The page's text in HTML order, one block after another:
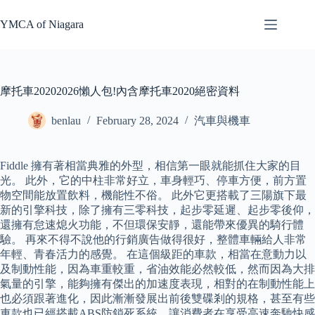
to
content
YMCA of Niagara
摩托車20202026懶人包!內含摩托車2020絕密資料
benlau February 28, 2024 汽車與機車
Fiddle 擁有著相當典雅的外型，相信第一眼就能抓住大家的目
光。 此外，它的中柱非常好立，車身輕巧、停車方便，前方置
物空間能放置飲料，機能性不俗。 此外它更搭載了三陽旗下最
新的引擎科技，除了擁有三零科技，起步零延遲、起步零後仰，
還擁有怠速熄火功能，不但環保安靜，還能帶來優異的騎行體
驗。 再來不得不說他的行銷廣告做得很好，整體車輛給人非常
年輕、青春活力的感覺。 在這個級距的車款，相當在意動力以
及制動性能，因為車重較重，省油效能必然較低，然而因為大排
氣量的引擎，能夠擁有傑出的加速度表現，相對的在制動性能上
也必須跟著進化，因此漸漸發展出前後雙碟剎的規格，甚至有些